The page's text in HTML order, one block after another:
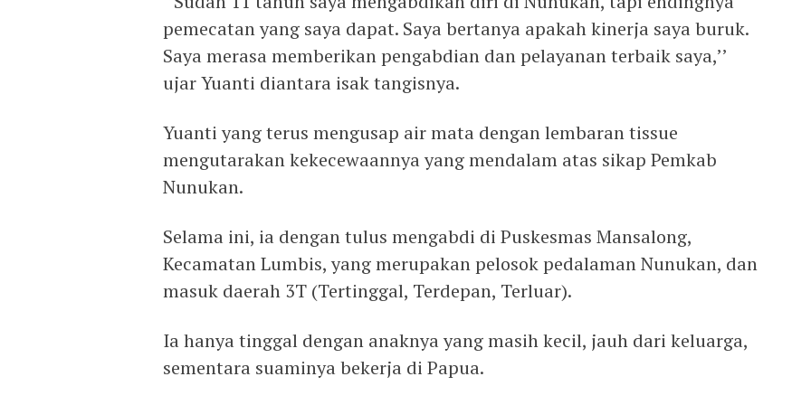
pemecatan yang saya dapat. Saya bertanya apakah kinerja saya buruk.
Saya merasa memberikan pengabdian dan pelayanan terbaik saya,’’
ujar Yuanti diantara isak tangisnya.
Yuanti yang terus mengusap air mata dengan lembaran tissue
mengutarakan kekecewaannya yang mendalam atas sikap Pemkab
Nunukan.
Selama ini, ia dengan tulus mengabdi di Puskesmas Mansalong,
Kecamatan Lumbis, yang merupakan pelosok pedalaman Nunukan, dan
masuk daerah 3T (Tertinggal, Terdepan, Terluar).
Ia hanya tinggal dengan anaknya yang masih kecil, jauh dari keluarga,
sementara suaminya bekerja di Papua.